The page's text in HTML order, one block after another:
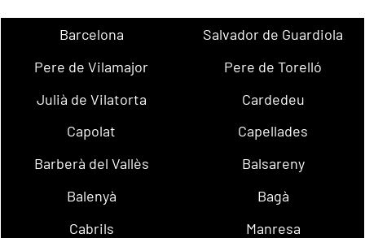
Barcelona
Salvador de Guardiola
Pere de Vilamajor
Pere de Torelló
Julià de Vilatorta
Cardedeu
Capolat
Capellades
Barberà del Vallès
Balsareny
Balenyà
Bagà
Cabrils
Manresa